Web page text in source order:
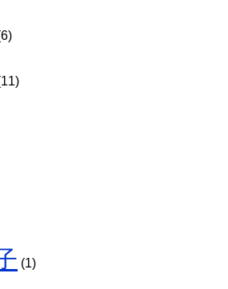
(1)